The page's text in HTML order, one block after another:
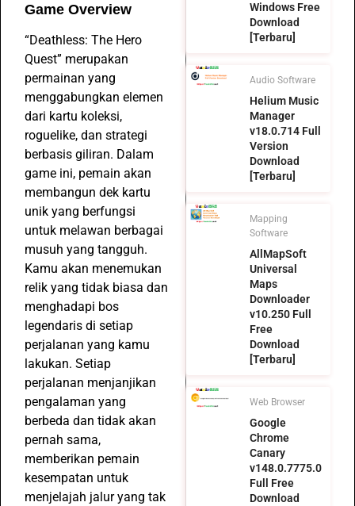
Game Overview
“Deathless: The Hero
Quest” merupakan
permainan yang
menggabungkan elemen
dari kartu koleksi,
roguelike, dan strategi
berbasis giliran. Dalam
game ini, pemain akan
membangun dek kartu
unik yang berfungsi
untuk melawan berbagai
musuh yang tangguh.
Kamu akan menemukan
relik yang tidak biasa dan
menghadapi bos
legendaris di setiap
perjalanan yang kamu
lakukan. Setiap
perjalanan menjanjikan
pengalaman yang
berbeda dan tidak akan
pernah sama,
memberikan pemain
kesempatan untuk
menjelajah jalur yang tak
Windows Free
Download
[Terbaru]
Audio Software
Helium Music
Manager
v18.0.714 Full
Version
Download
[Terbaru]
Mapping
Software
AllMapSoft
Universal
Maps
Downloader
v10.250 Full
Free
Download
[Terbaru]
Web Browser
Google
Chrome
Canary
v148.0.7775.0
Full Free
Download